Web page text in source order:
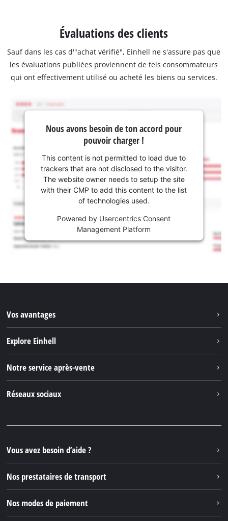
Évaluations des clients
Sauf dans les cas d'"achat vérifié", Einhell ne s'assure pas que
les évaluations publiées proviennent de tels consommateurs
qui ont effectivement utilisé ou acheté les biens ou services.
Nous avons besoin de ton accord pour
pouvoir charger !
This content is not permitted to load due to
trackers that are not disclosed to the visitor.
The website owner needs to setup the site
with their CMP to add this content to the list
of technologies used.
Powered by Usercentrics Consent
Management Platform
Vos avantages
Explore Einhell
Einhell Germany AG
Notre service après-vente
Réseaux sociaux
Instagram
TikTok
Pinterest
Vous avez besoin d’aide ?
Nos prestataires de transport
Nos modes de paiement